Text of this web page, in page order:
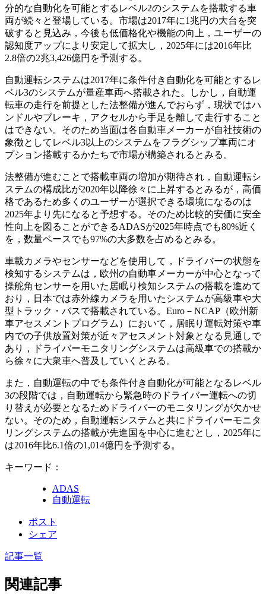
分的な自動化を可能とするレベル2のシステムを搭載する車
両が続々と登場している。市場は2017年に1兆円の大台を突
破すると見込み，今後も低価格化や機能の向上，ユーザーの
認知度アップにより安定して拡大し，2025年には2016年比
2.8倍の2兆3,426億円を予測する。
自動運転システムは2017年に条件付き自動化を可能とするレ
ベル3のシステムが量産車両へ搭載された。しかし，自動運
転車の走行を前提とした法整備が進んでおらず，現状ではハ
ンドルやブレーキ，アクセルから手足を離して走行すること
はできない。そのため当面は各自動車メーカーが自社技術の
象徴としてレベル3以上のシステムをフラグシップ車両にオ
プション搭載するかたちで市場が構築されるとみる。
法整備が進むことで搭載車両の増加が期待され，自動運転シ
ステムの構成比が2020年以降徐々に上昇するとみるが，高価
格であるため多くのユーザーが選択できる環境になるのは
2025年より先になると予想する。そのため比較的安価に安全
性向上を図ることができるADASが2025年時点でも80%近く
を，数量ベースでも97%の大多数を占めるとみる。
車載カメラやセンサーなどを使用して，ドライバーの状態を
検知するシステムは，欧州の自動車メーカーが中心となって
操舵角センサーを用いた居眠り検知システムの搭載を進めて
おり，日本では赤外線カメラを用いたシステムが高級車や大
型トラック・バスで搭載されている。Euro－NCAP（欧州新
車アセスメントプログラム）において，居眠り運転対策や車
内での子供放置対策が近々アセスメント対象となる見通しで
あり，ドライバーモニタリングシステムは高級車での搭載か
ら徐々に大衆車へ普及していくとみる。
また，自動運転の中でも条件付き自動化が可能となるレベル
3の段階では，自動運転から緊急時のドライバー運転への切
り替えが必要となるためドライバーのモニタリングが欠かせ
ない。そのため，自動運転システムと共にドライバーモニタ
リングシステムの搭載が先進国を中心に進むとし，2025年に
は2016年比6.1倍の1,014億円を予測する。
キーワード：
ADAS
自動運転
ポスト
シェア
記事一覧
関連記事